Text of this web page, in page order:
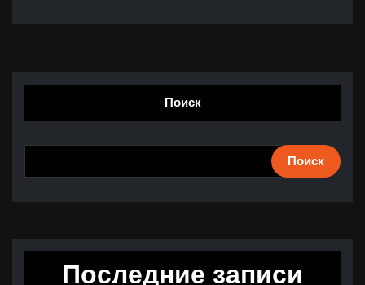
Поиск
Поиск
Последние записи